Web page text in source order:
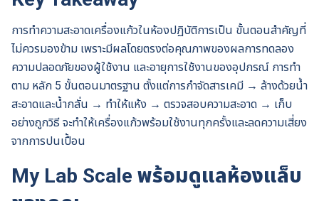
การทำความสะอาดเครื่องแก้วในห้องปฏิบัติการเป็น ขั้นตอนสำคัญที่
ไม่ควรมองข้าม เพราะมีผลโดยตรงต่อคุณภาพของผลการทดลอง
ความปลอดภัยของผู้ใช้งาน และอายุการใช้งานของอุปกรณ์ การทำ
ตาม หลัก 5 ขั้นตอนมาตรฐาน ตั้งแต่การกำจัดสารเคมี → ล้างด้วยน้ำ
สะอาดและน้ำกลั่น → ทำให้แห้ง → ตรวจสอบความสะอาด → เก็บ
อย่างถูกวิธี จะทำให้เครื่องแก้วพร้อมใช้งานทุกครั้งและลดความเสี่ยง
จากการปนเปื้อน
My Lab Scale พร้อมดูแลห้องแล็บ